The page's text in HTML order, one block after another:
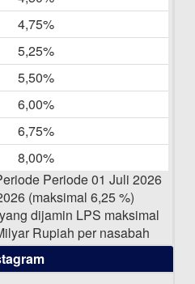
Berkelanjutan
Undian TAMASHA
Nama Baru Perusahaan
4,75%
5,25%
5,50%
6,00%
6,75%
8,00%
Periode 01 Juli 2026
(maksimal 6,25 %)
dijamin LPS maksimal
Rupiah per nasabah